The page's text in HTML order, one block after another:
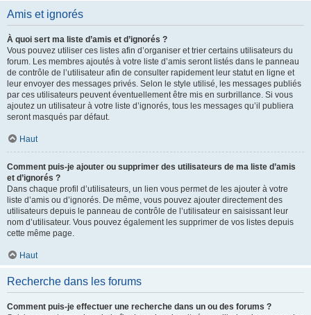
Amis et ignorés
À quoi sert ma liste d’amis et d’ignorés ?
Vous pouvez utiliser ces listes afin d’organiser et trier certains utilisateurs du
forum. Les membres ajoutés à votre liste d’amis seront listés dans le panneau
de contrôle de l’utilisateur afin de consulter rapidement leur statut en ligne et
leur envoyer des messages privés. Selon le style utilisé, les messages publiés
par ces utilisateurs peuvent éventuellement être mis en surbrillance. Si vous
ajoutez un utilisateur à votre liste d’ignorés, tous les messages qu’il publiera
seront masqués par défaut.
Haut
Comment puis-je ajouter ou supprimer des utilisateurs de ma liste d’amis
et d’ignorés ?
Dans chaque profil d’utilisateurs, un lien vous permet de les ajouter à votre
liste d’amis ou d’ignorés. De même, vous pouvez ajouter directement des
utilisateurs depuis le panneau de contrôle de l’utilisateur en saisissant leur
nom d’utilisateur. Vous pouvez également les supprimer de vos listes depuis
cette même page.
Haut
Recherche dans les forums
Comment puis-je effectuer une recherche dans un ou des forums ?